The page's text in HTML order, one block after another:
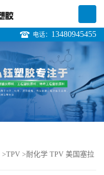
电话： 13480945455
>TPV >耐化学 TPV 美国塞拉